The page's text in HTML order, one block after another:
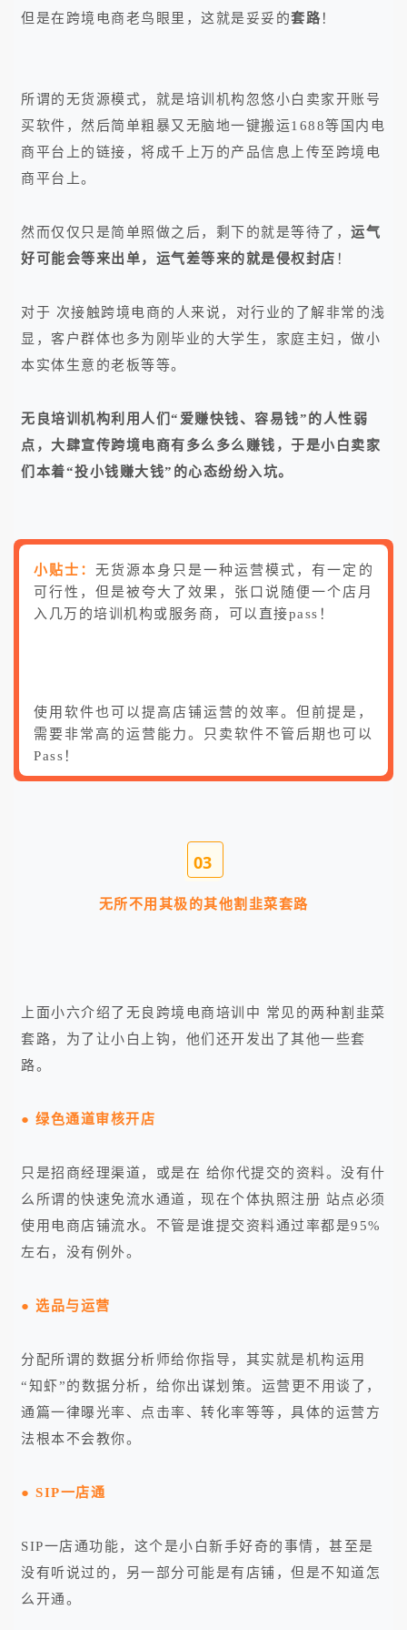
但是在跨境电商老鸟眼里，这就是妥妥的套路！
所谓的无货源模式，就是培训机构忽悠小白卖家开账号
买软件，然后简单粗暴又无脑地一键搬运1688等国内电
商平台上的链接，将成千上万的产品信息上传至跨境电
商平台上。
然而仅仅只是简单照做之后，剩下的就是等待了， 运气
好可能会等来出单，运气差等来的就是侵权封店 ！
对于 次接触跨境电商的人来说，对行业的了解非常的浅
显，客户群体也多为刚毕业的大学生，家庭主妇，做小
本实体生意的老板等等。
无良培训机构利用人们“爱赚快钱、容易钱”的人性弱
点，大肆宣传跨境电商有多么多么赚钱，于是小白卖家
们本着“投小钱赚大钱”的心态纷纷入坑。
小贴士：无货源本身只是一种运营模式，有一定的
可行性，但是被夸大了效果，张口说随便一个店月
入几万的培训机构或服务商，可以直接pass！
使用软件也可以提高店铺运营的效率。但前提是，
需要非常高的运营能力。只卖软件不管后期也可以
Pass！
03
无所不用其极的其他割韭菜套路
上面小六介绍了无良跨境电商培训中 常见的两种割韭菜
套路，为了让小白上钩，他们还开发出了其他一些套
路。
● 绿色通道审核开店
只是招商经理渠道，或是在 给你代提交的资料。没有什
么所谓的快速免流水通道，现在个体执照注册 站点必须
使用电商店铺流水。不管是谁提交资料通过率都是95%
左右，没有例外。
● 选品与运营
分配所谓的数据分析师给你指导，其实就是机构运用
“知虾”的数据分析，给你出谋划策。运营更不用谈了，
通篇一律曝光率、点击率、转化率等等，具体的运营方
法根本不会教你。
● SIP一店通
SIP一店通功能，这个是小白新手好奇的事情，甚至是
没有听说过的，另一部分可能是有店铺，但是不知道怎
么开通。